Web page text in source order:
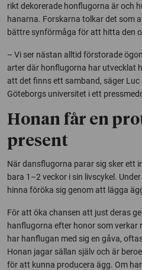
rikt dekorerade honflugorna är och
hanarna. Forskarna tolkar det som
bättre synförmåga för att hitta den
– Vi ser nästan alltid förstorade
arter där honflugorna har utvecklat
att det finns ett samband, säger Luc
Göteborgs universitet i ett
Honan får en
present
När dansflugorna parar sig sker ett
bara 1–2 veckor i sin livscykel.
hinna föröka sig genom att lägga
För att öka chansen att just deras
hanflugorna efter honor som
har hanflugan med sig en gåva,
Honan jagar sällan själv och är
för att kunna producera ägg. Om